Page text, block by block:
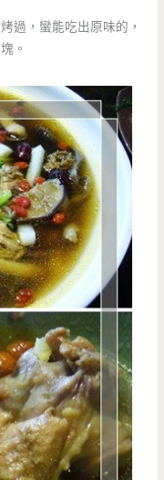
過，蠻能吃出原味的，
。